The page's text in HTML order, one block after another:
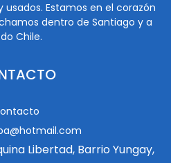
usados. Estamos en el corazón
dentro de Santiago y a
Chile.
Libertad, Barrio Yungay,